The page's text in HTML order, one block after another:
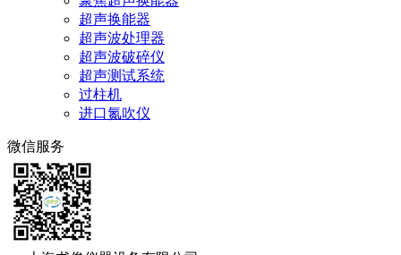
MicaSense RedEdge-MX DUAL CAMERA IMAGING
SYSTEM
2026-08-05
PiezoCAD换能器建模软件
2026-06-03
MicaSense RedEdge-P双光多光谱成像系统